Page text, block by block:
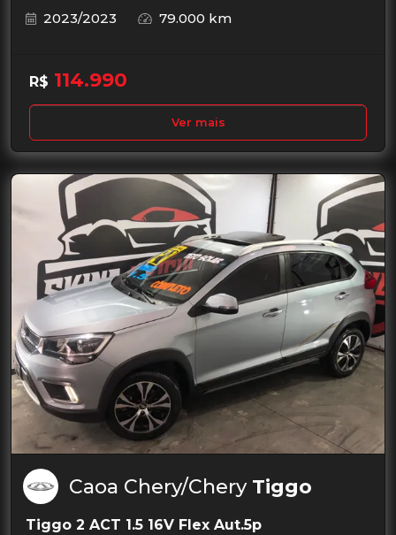
2023/2023
79.000 km
R$ 114.990
Ver mais
Caoa Chery/Chery Tiggo
Tiggo 2 ACT 1.5 16V Flex Aut.5p